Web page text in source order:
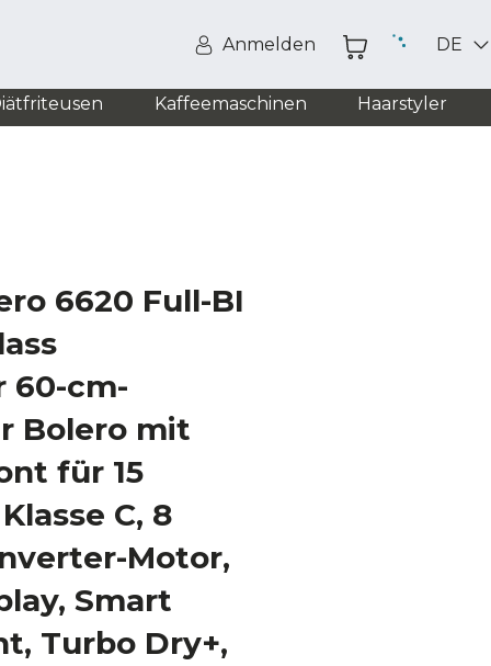
Anmelden DE
Kaffeemaschinen Haarstyler
6620 Full-BI
60-cm-
Bolero mit
für 15
C, 8
Motor,
Smart
Turbo Dry+,